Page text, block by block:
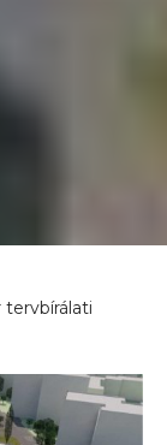
tervbírálati